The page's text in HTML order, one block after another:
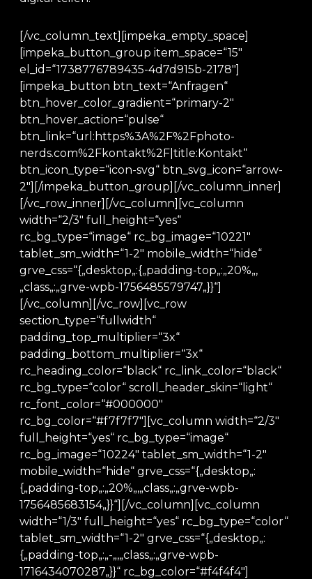
[/vc_column_text][impeka_empty_space]
[impeka_button_group item_space=“15″
el_id=“1738776789435-4d7d915b-2178″]
[impeka_button btn_text=“Anfragen“
btn_hover_color_gradient=“primary-2″
btn_hover_action=“pulse“
btn_link=“url:https%3A%2F%2Fphoto-
nerds.com%2Fkontakt%2F|title:Kontakt“
btn_icon_type=“icon-svg“ btn_svg_icon=“arrow-
2″][/impeka_button_group][/vc_column_inner]
[/vc_row_inner][/vc_column][vc_column
width=“2/3″ full_height=“yes“
rc_bg_type=“image“ rc_bg_image=“10221″
tablet_sm_width=“1-2″ mobile_width=“hide“
grve_css=“{„desktop„:{„padding-top„:„20%„,
„class„:„grve-wpb-1756485579747„}}“]
[/vc_column][/vc_row][vc_row
section_type=“fullwidth“
padding_top_multiplier=“3x“
padding_bottom_multiplier=“3x“
rc_heading_color=“black“ rc_link_color=“black“
rc_bg_type=“color“ scroll_header_skin=“light“
rc_font_color=“#000000″
rc_bg_color=“#f7f7f7″][vc_column width=“2/3″
full_height=“yes“ rc_bg_type=“image“
rc_bg_image=“10224″ tablet_sm_width=“1-2″
mobile_width=“hide“ grve_css=“{„desktop„:
{„padding-top„:„20%„,„class„:„grve-wpb-
1756485683154„}}“][/vc_column][vc_column
width=“1/3″ full_height=“yes“ rc_bg_type=“color“
tablet_sm_width=“1-2″ grve_css=“{„desktop„:
{„padding-top„:„-„,„class„:„grve-wpb-
1716434070287„}}“ rc_bg_color=“#f4f4f4″]